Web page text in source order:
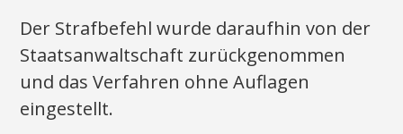
Der Strafbefehl wurde daraufhin von der
Staatsanwaltschaft zurückgenommen
und das Verfahren ohne Auflagen
eingestellt.